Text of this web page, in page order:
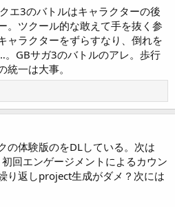
エ3のバトルはキャラクターの後
。ツクール的な敢えて手を抜く参
ャラクターをずらすなり、倒れを
GBサガ3のバトルのアレ。歩行
一は大事。
の体験版のをDLしている。次は
回エンゲージメントによるカウン
り返しproject生成がダメ？次には